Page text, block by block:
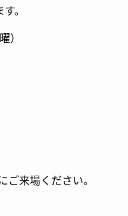
。
）
来場ください。